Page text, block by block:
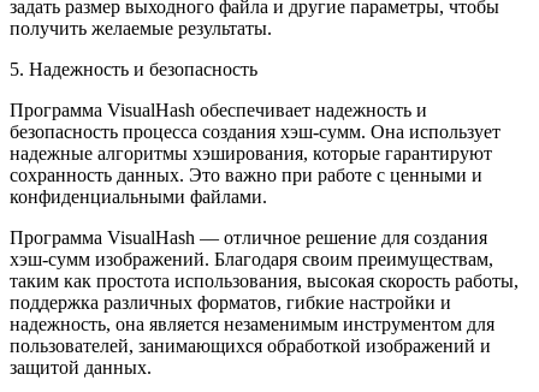
задать размер выходного файла и другие параметры, чтобы
получить желаемые результаты.
5. Надежность и безопасность
Программа VisualHash обеспечивает надежность и
безопасность процесса создания хэш-сумм. Она использует
надежные алгоритмы хэширования, которые гарантируют
сохранность данных. Это важно при работе с ценными и
конфиденциальными файлами.
Программа VisualHash — отличное решение для создания
хэш-сумм изображений. Благодаря своим преимуществам,
таким как простота использования, высокая скорость работы,
поддержка различных форматов, гибкие настройки и
надежность, она является незаменимым инструментом для
пользователей, занимающихся обработкой изображений и
защитой данных.